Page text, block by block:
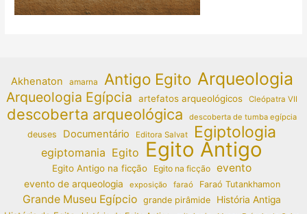
Akhenaton amarna Antigo Egito Arqueologia
Arqueologia Egípcia artefatos arqueológicos Cleópatra VII
descoberta arqueológica descoberta de tumba egípcia
deuses Documentário Editora Salvat Egiptologia
egiptomania Egito Egito Antigo
Egito Antigo na ficção Egito na ficção evento
evento de arqueologia exposição faraó Faraó Tutankhamon
Grande Museu Egípcio grande pirâmide
História Antiga